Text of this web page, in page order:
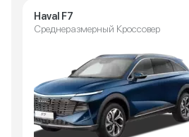
Haval F7
Среднеразмерный Кроссовер